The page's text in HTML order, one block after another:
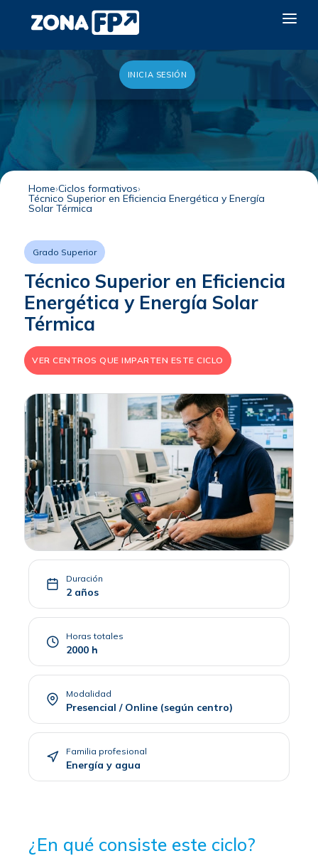
NOTICIAS
QUIERO EXPONER
INICIA SESIÓN
Home Ciclos formativos
Técnico Superior en Eficiencia Energética y Energía
Solar Térmica
Grado Superior
Técnico Superior en Eficiencia
Energética y Energía Solar
Térmica
VER CENTROS QUE IMPARTEN ESTE CICLO
Duración
2 años
Horas totales
2000 h
Modalidad
Presencial / Online (según centro)
Familia profesional
Energía y agua
¿En qué consiste este ciclo?